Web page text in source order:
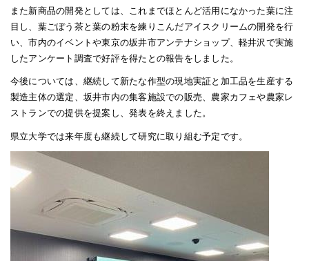
また新商品の開発としては、これまでほとんど活用になかった葉に注
目し、葉ごぼう茶と葉の粉末を練りこんだアイスクリームの開発を行
い、市内のイベントや東京の坂井市アンテナショップ、軽井沢で実施
したアンケート調査で好評を得たとの報告をしました。
今後については、継続して新たな作型の現地実証と加工品を生産する
製造主体の選定、坂井市内の集客施設での販売、農家カフェや農家レ
ストランでの提供を提案し、発表を終えました。
県立大学では来年度も継続して研究に取り組む予定です。